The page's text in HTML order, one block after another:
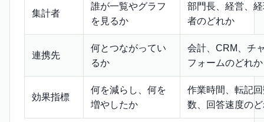
集計者
誰が一覧やグラフ
を見るか
部門長、経営、
者のどれか
連携先
何とつながってい
るか
会計、CRM、チ
フォームのどれか
効果指標
何を減らし、何を
増やしたか
作業時間、転記
数、回答速度の